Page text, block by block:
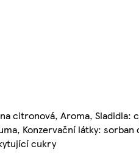
citronová, Aroma, Sladidla:
Konzervační látky: sorban
cukry